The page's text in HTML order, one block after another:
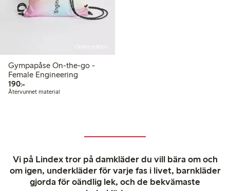
Online edition
Gympapåse On-the-go -
Female Engineering
190:-190,00 kr
Återvunnet material
Vi på Lindex tror på damkläder du vill bära om och
om igen, underkläder för varje fas i livet, barnkläder
gjorda för oändlig lek, och de bekvämaste